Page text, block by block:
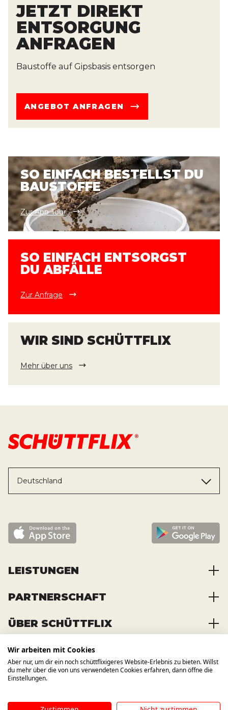
JETZT DIREKT
ENTSORGUNG
ANFRAGEN
Baustoffe auf Gipsbasis entsorgen
ANGEBOT ANFRAGEN
SO EINFACH BESTELLST DU
BAUSTOFFE
Zur App Tour
SO EINFACH ENTSORGST
DU ABFÄLLE
Zur Anfrage
WIR SIND SCHÜTTFLIX
Mehr über uns
Deutschland
LEISTUNGEN
Baustoffe kaufen
Container mieten
Transporte bestellen
PARTNERSCHAFT
Zusammenarbeit
Registrierung
ÜBER SCHÜTTFLIX
Über das Unternehmen
Offene Stellen
News und Presse
WIR BAUEN AUCH AUF ANDERE
KANÄLE
Wir arbeiten mit Cookies
Aber nur, um dir ein noch schüttflixigeres Website-Erlebnis zu bieten. Willst
du mehr über die von uns verwendeten Cookies erfahren, dann öffne die
Einstellungen.